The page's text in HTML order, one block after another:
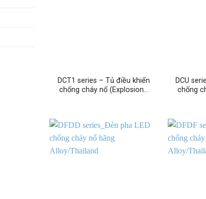
DCT1 series – Tủ điều khiển
chống cháy nổ (Explosion…
DCU
chống